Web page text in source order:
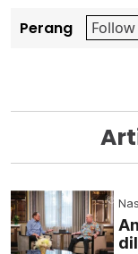
Perang